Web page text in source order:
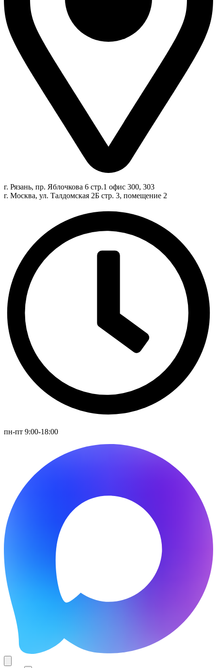
г. Рязань, пр. Яблочкова 6 стр.1 офис 300, 303
г. Москва, ул. Талдомская 2Б стр. 3, помещение 2
пн-пт 9:00-18:00